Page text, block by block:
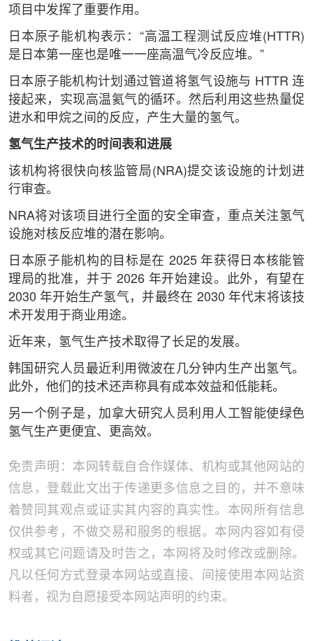
项目中发挥了重要作用。
日本原子能机构表示：“高温工程测试反应堆(HTTR)
是日本第一座也是唯一一座高温气冷反应堆。”
日本原子能机构计划通过管道将氢气设施与 HTTR 连
接起来，实现高温氦气的循环。然后利用这些热量促
进水和甲烷之间的反应，产生大量的氢气。
氢气生产技术的时间表和进展
该机构将很快向核监管局(NRA)提交该设施的计划进
行审查。
NRA将对该项目进行全面的安全审查，重点关注氢气
设施对核反应堆的潜在影响。
日本原子能机构的目标是在 2025 年获得日本核能管
理局的批准，并于 2026 年开始建设。此外，有望在
2030 年开始生产氢气，并最终在 2030 年代末将该技
术开发用于商业用途。
近年来，氢气生产技术取得了长足的发展。
韩国研究人员最近利用微波在几分钟内生产出氢气。
此外，他们的技术还声称具有成本效益和低能耗。
另一个例子是，加拿大研究人员利用人工智能使绿色
氢气生产更便宜、更高效。
免责声明：本网转载自合作媒体、机构或其他网站的
信息，登载此文出于传递更多信息之目的，并不意味
着赞同其观点或证实其内容的真实性。本网所有信息
仅供参考，不做交易和服务的根据。本网内容如有侵
权或其它问题请及时告之，本网将及时修改或删除。
凡以任何方式登录本网站或直接、间接使用本网站资
料者，视为自愿接受本网站声明的约束。